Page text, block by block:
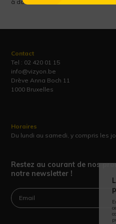
à dose raisonnable.
Contact
Tel : 02 420 01 15
info@vizyon.be
Drève Anna Boch 11
1000 Bruxelles
Horaires
Du lundi au samedi, y compris les
Restez au courant de nos
notre newsletter !